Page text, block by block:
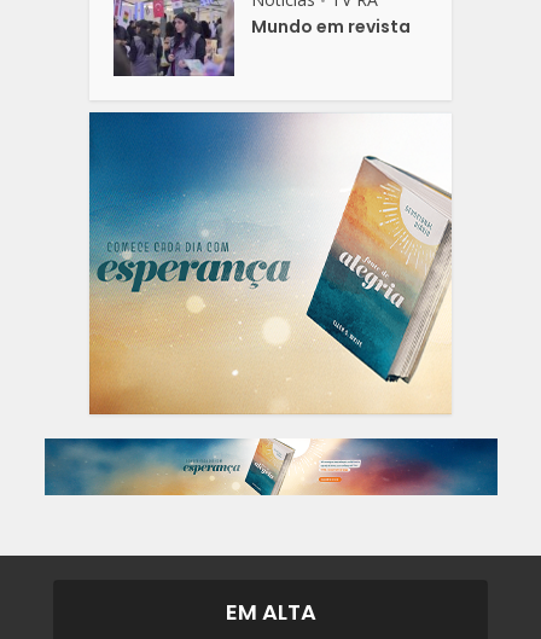
Mundo em revista
EM ALTA